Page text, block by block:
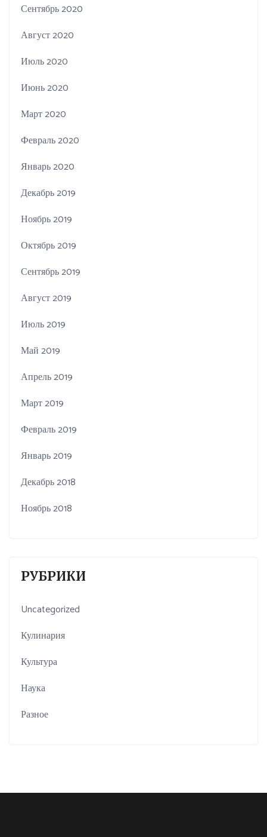
Сентябрь 2020
Август 2020
Июль 2020
Июнь 2020
Март 2020
Февраль 2020
Январь 2020
Декабрь 2019
Ноябрь 2019
Октябрь 2019
Сентябрь 2019
Август 2019
Июль 2019
Май 2019
Апрель 2019
Март 2019
Февраль 2019
Январь 2019
Декабрь 2018
Ноябрь 2018
РУБРИКИ
Uncategorized
Кулинария
Культура
Наука
Разное